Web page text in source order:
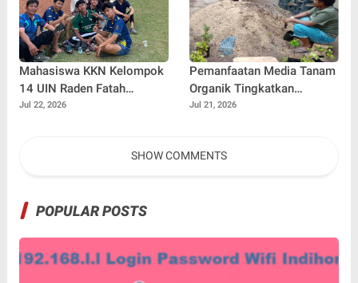
Menginspirasi Generasi
Muda
Mahasiswa KKN Kelompok
14 UIN Raden Fatah
Palembang Jalin
Lewat Sparing Sepak Bola
Jul 22, 2026
Pemanfaatan Media Tanam
Organik Tingkatkan
Keterampilan Masyarakat
Jul 21, 2026
SHOW COMMENTS
POPULAR POSTS